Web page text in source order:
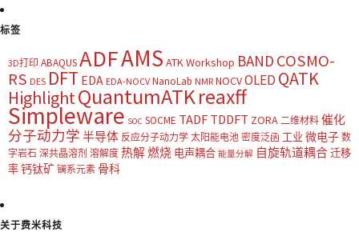
标签
3D打印 ABAQUSADFAMS ATK Workshop BAND COSMO-
RS DES DFT EDA EDA-NOCV NanoLab NMR NOCVOLED QATK
HighlightQuantumATKreaxff
Simpleware SOC SOCME TADF TDDFT ZORA 二维材料 催化
分子动力学 半导体 反应分子动力学 太阳能电池 密度泛函 工业 微电子 数
字岩石 深共晶溶剂 溶解度 热解燃烧 电声耦合 能量分解 自旋轨道耦合迁移
率钙钛矿 镧系元素 骨科
关于费米科技